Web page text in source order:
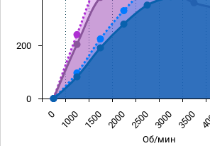
Об/мин
0 1000 1500 2000 2500 3000 3500
0
200